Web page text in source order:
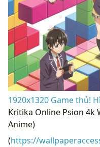
1920x1320 Game thủ!
Kritika Online Psion 4k
Anime)
(https://